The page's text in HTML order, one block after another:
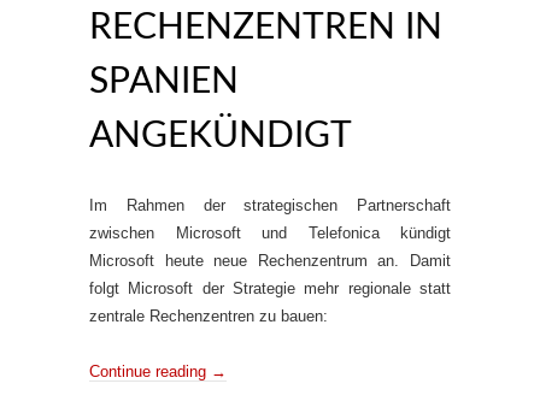
RECHENZENTREN IN
SPANIEN
ANGEKÜNDIGT
Im Rahmen der strategischen Partnerschaft
zwischen Microsoft und Telefonica kündigt
Microsoft heute neue Rechenzentrum an. Damit
folgt Microsoft der Strategie mehr regionale statt
zentrale Rechenzentren zu bauen:
Continue reading →